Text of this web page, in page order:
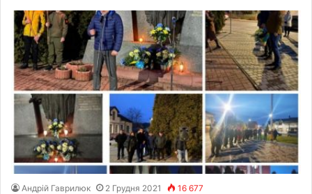
Андрій Гаврилюк 2 Грудня 2021 16 677